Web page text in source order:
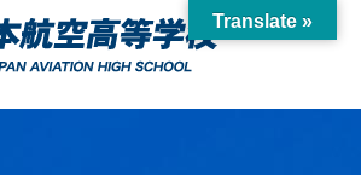
Translate »